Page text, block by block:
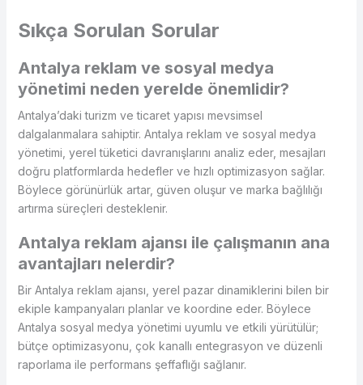
Sıkça Sorulan Sorular
Antalya reklam ve sosyal medya
yönetimi neden yerelde önemlidir?
Antalya’daki turizm ve ticaret yapısı mevsimsel
dalgalanmalara sahiptir. Antalya reklam ve sosyal medya
yönetimi, yerel tüketici davranışlarını analiz eder, mesajları
doğru platformlarda hedefler ve hızlı optimizasyon sağlar.
Böylece görünürlük artar, güven oluşur ve marka bağlılığı
artırma süreçleri desteklenir.
Antalya reklam ajansı ile çalışmanın ana
avantajları nelerdir?
Bir Antalya reklam ajansı, yerel pazar dinamiklerini bilen bir
ekiple kampanyaları planlar ve koordine eder. Böylece
Antalya sosyal medya yönetimi uyumlu ve etkili yürütülür;
bütçe optimizasyonu, çok kanallı entegrasyon ve düzenli
raporlama ile performans şeffaflığı sağlanır.